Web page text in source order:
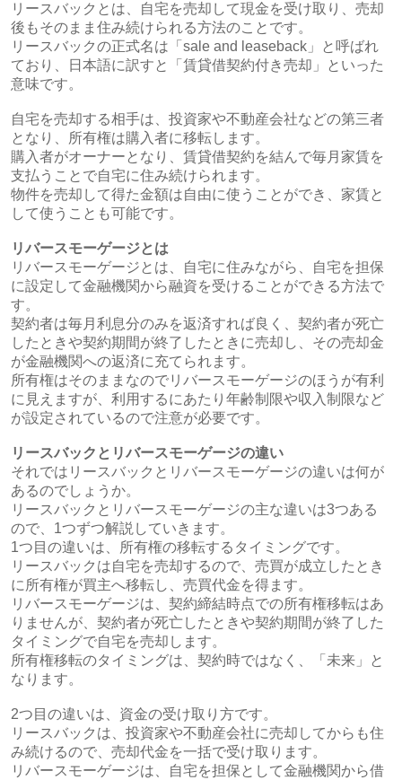
リースバックとは、自宅を売却して現金を受け取り、売却
後もそのまま住み続けられる方法のことです。
リースバックの正式名は「sale and leaseback」と呼ばれ
ており、日本語に訳すと「賃貸借契約付き売却」といった
意味です。
自宅を売却する相手は、投資家や不動産会社などの第三者
となり、所有権は購入者に移転します。
購入者がオーナーとなり、賃貸借契約を結んで毎月家賃を
支払うことで自宅に住み続けられます。
物件を売却して得た金額は自由に使うことができ、家賃と
して使うことも可能です。
リバースモーゲージとは
リバースモーゲージとは、自宅に住みながら、自宅を担保
に設定して金融機関から融資を受けることができる方法で
す。
契約者は毎月利息分のみを返済すれば良く、契約者が死亡
したときや契約期間が終了したときに売却し、その売却金
が金融機関への返済に充てられます。
所有権はそのままなのでリバースモーゲージのほうが有利
に見えますが、利用するにあたり年齢制限や収入制限など
が設定されているので注意が必要です。
リースバックとリバースモーゲージの違い
それではリースバックとリバースモーゲージの違いは何が
あるのでしょうか。
リースバックとリバースモーゲージの主な違いは3つある
ので、1つずつ解説していきます。
1つ目の違いは、所有権の移転するタイミングです。
リースバックは自宅を売却するので、売買が成立したとき
に所有権が買主へ移転し、売買代金を得ます。
リバースモーゲージは、契約締結時点での所有権移転はあ
りませんが、契約者が死亡したときや契約期間が終了した
タイミングで自宅を売却します。
所有権移転のタイミングは、契約時ではなく、「未来」と
なります。
2つ目の違いは、資金の受け取り方です。
リースバックは、投資家や不動産会社に売却してからも住
み続けるので、売却代金を一括で受け取ります。
リバースモーゲージは、自宅を担保として金融機関から借